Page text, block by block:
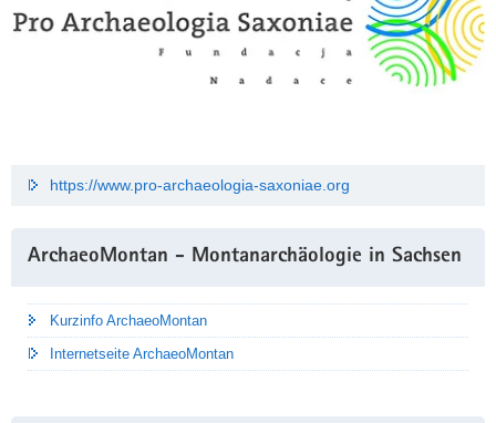
https://www.pro-archaeologia-saxoniae.org
ArchaeoMontan - Montanarchäologie in Sachsen
Kurzinfo ArchaeoMontan
Internetseite ArchaeoMontan